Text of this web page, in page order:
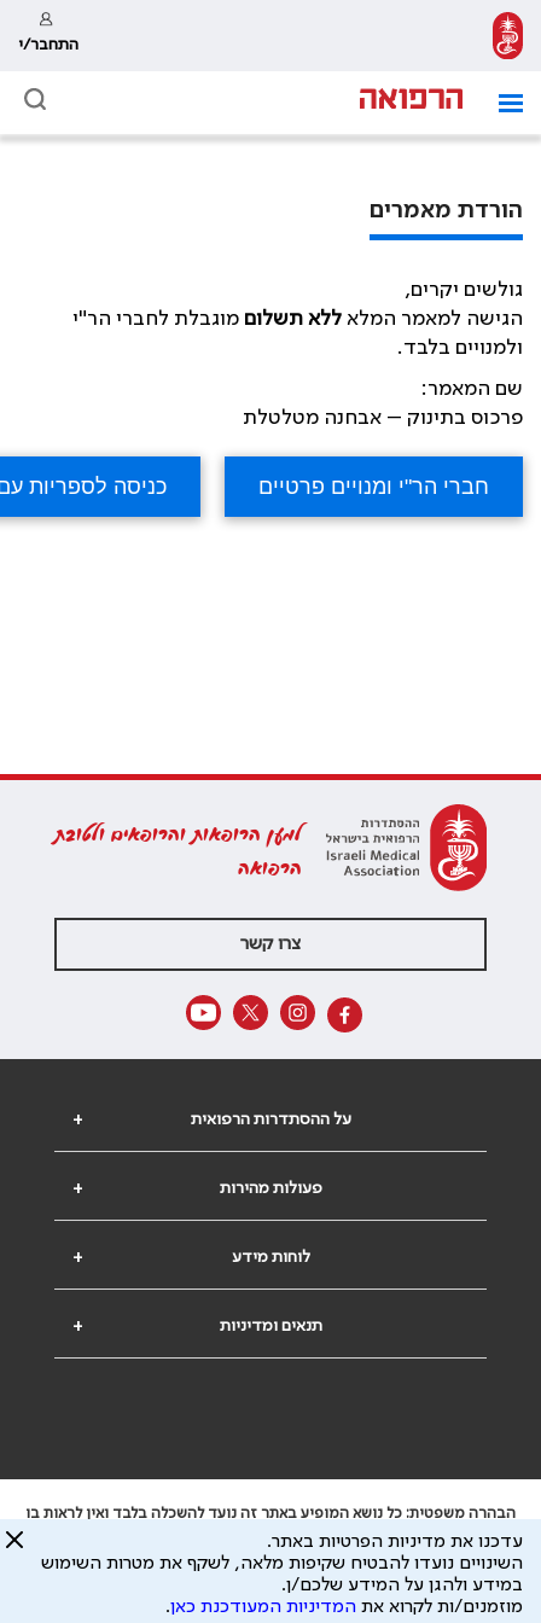
התחבר/י
הורדת מאמרים
גולשים יקרים,
הגישה למאמר המלא ללא תשלום מוגבלת לחברי הר"י
ולמנויים בלבד.
שם המאמר:
פרכוס בתינוק – אבחנה מטלטלת
למען הרופאות והרופאים ולטובת
הרפואה
צרו קשר
+ על ההסתדרות הרפואית
+ פעולות מהירות
+ לוחות מידע
+ תנאים ומדיניות
הבהרה משפטית: כל נושא המופיע באתר זה נועד להשכלה בלבד ואין לראות בו
ייעוץ רפואי או משפטי. אין הר"י אחראית לתוכן המתפרסם באתר זה ולכל נזק
שעלול להיגרם.
ידוע לי שהר"י אוספת ושומרת מידע אישי לצורך מתן השרות וכי חלק ממנו עשוי
להיות מועבר לצדדים שלישיים, הכל בכפוף למדיניות הפרטיות
עדכנו את מדיניות הפרטיות באתר.
השינויים נועדו להבטיח שקיפות מלאה, לשקף את מטרות השימוש
במידע ולהגן על המידע שלכם/ן.
מוזמנים/ות לקרוא את המדיניות המעודכנת כאן.